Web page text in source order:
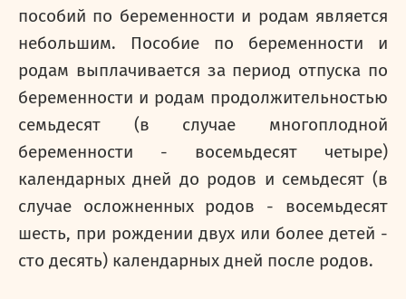
пособий по беременности и родам является
небольшим. Пособие по беременности и
родам выплачивается за период отпуска по
беременности и родам продолжительностью
семьдесят (в случае многоплодной
беременности - восемьдесят четыре)
календарных дней до родов и семьдесят (в
случае осложненных родов - восемьдесят
шесть, при рождении двух или более детей -
сто десять) календарных дней после родов.